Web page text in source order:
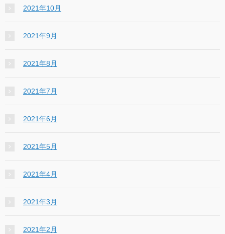
2021年10月
2021年9月
2021年8月
2021年7月
2021年6月
2021年5月
2021年4月
2021年3月
2021年2月